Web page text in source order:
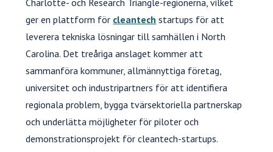
ger en plattform för cleantech startups för att
leverera tekniska lösningar till samhällen i North
Carolina. Det treåriga anslaget kommer att
sammanföra kommuner, allmännyttiga företag,
universitet och industripartners för att identifiera
regionala problem, bygga tvärsektoriella partnerskap
och underlätta möjligheter för piloter och
demonstrationsprojekt för cleantech-startups.